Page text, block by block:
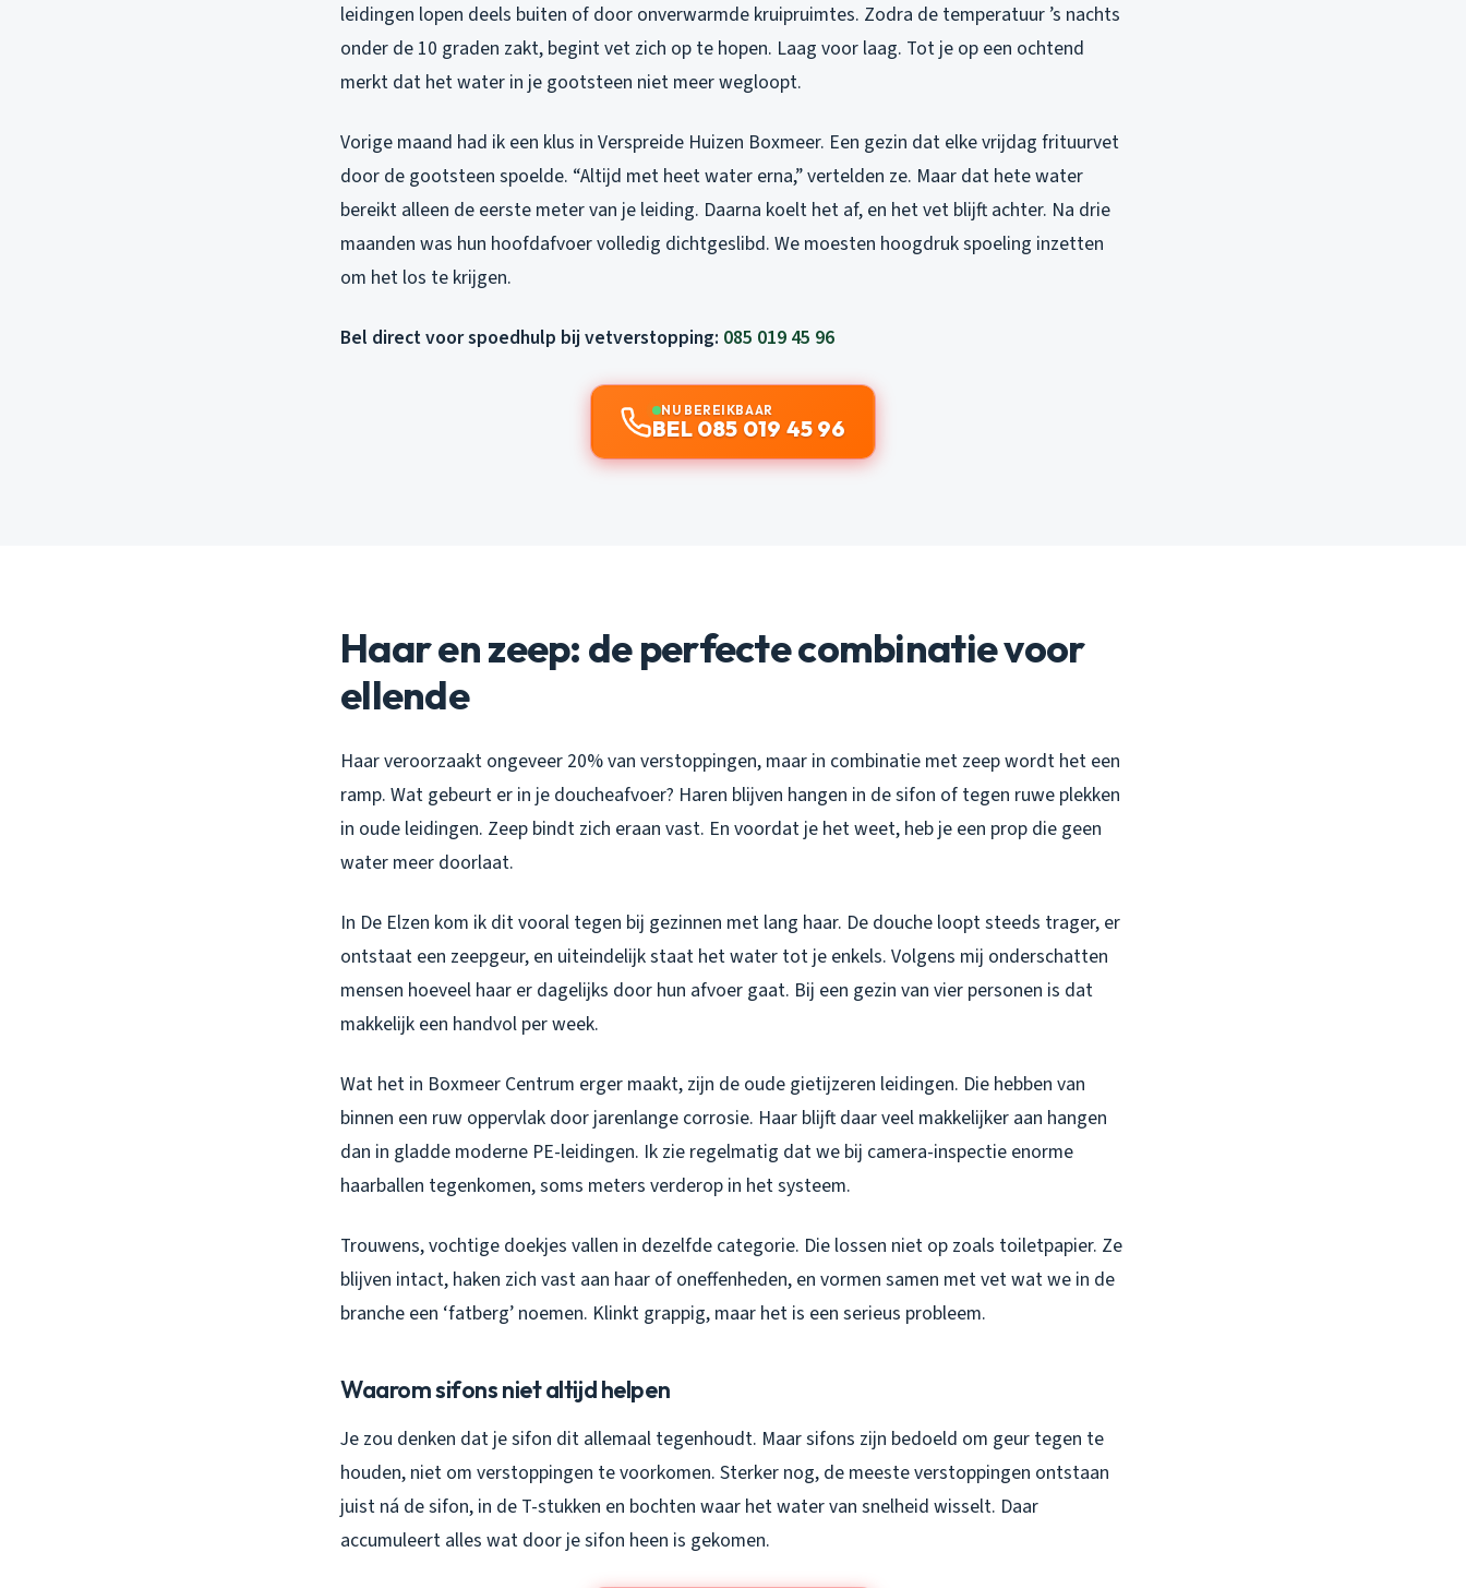
leidingen lopen deels buiten of door onverwarmde kruipruimtes. Zodra de temperatuur ’s nachts
onder de 10 graden zakt, begint vet zich op te hopen. Laag voor laag. Tot je op een ochtend
merkt dat het water in je gootsteen niet meer wegloopt.
Vorige maand had ik een klus in Verspreide Huizen Boxmeer. Een gezin dat elke vrijdag frituurvet
door de gootsteen spoelde. “Altijd met heet water erna,” vertelden ze. Maar dat hete water
bereikt alleen de eerste meter van je leiding. Daarna koelt het af, en het vet blijft achter. Na drie
maanden was hun hoofdafvoer volledig dichtgeslibd. We moesten hoogdruk spoeling inzetten
om het los te krijgen.
Bel direct voor spoedhulp bij vetverstopping: 085 019 45 96
NU BEREIKBAAR
BEL 085 019 45 96
Haar en zeep: de perfecte combinatie voor
ellende
Haar veroorzaakt ongeveer 20% van verstoppingen, maar in combinatie met zeep wordt het een
ramp. Wat gebeurt er in je doucheafvoer? Haren blijven hangen in de sifon of tegen ruwe plekken
in oude leidingen. Zeep bindt zich eraan vast. En voordat je het weet, heb je een prop die geen
water meer doorlaat.
In De Elzen kom ik dit vooral tegen bij gezinnen met lang haar. De douche loopt steeds trager, er
ontstaat een zeepgeur, en uiteindelijk staat het water tot je enkels. Volgens mij onderschatten
mensen hoeveel haar er dagelijks door hun afvoer gaat. Bij een gezin van vier personen is dat
makkelijk een handvol per week.
Wat het in Boxmeer Centrum erger maakt, zijn de oude gietijzeren leidingen. Die hebben van
binnen een ruw oppervlak door jarenlange corrosie. Haar blijft daar veel makkelijker aan hangen
dan in gladde moderne PE-leidingen. Ik zie regelmatig dat we bij camera-inspectie enorme
haarballen tegenkomen, soms meters verderop in het systeem.
Trouwens, vochtige doekjes vallen in dezelfde categorie. Die lossen niet op zoals toiletpapier. Ze
blijven intact, haken zich vast aan haar of oneffenheden, en vormen samen met vet wat we in de
branche een ‘fatberg’ noemen. Klinkt grappig, maar het is een serieus probleem.
Waarom sifons niet altijd helpen
Je zou denken dat je sifon dit allemaal tegenhoudt. Maar sifons zijn bedoeld om geur tegen te
houden, niet om verstoppingen te voorkomen. Sterker nog, de meeste verstoppingen ontstaan
juist ná de sifon, in de T-stukken en bochten waar het water van snelheid wisselt. Daar
accumuleert alles wat door je sifon heen is gekomen.